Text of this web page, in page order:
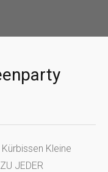
Kleine
JEDER